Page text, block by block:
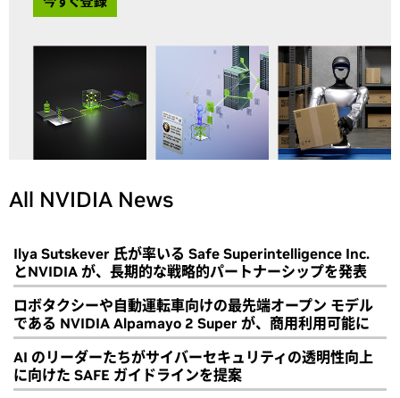
All NVIDIA News
Ilya Sutskever 氏が率いる Safe Superintelligence Inc.
とNVIDIA が、長期的な戦略的パートナーシップを発表
ロボタクシーや自動運転車向けの最先端オープン モデル
である NVIDIA Alpamayo 2 Super が、商用利用可能に
AI のリーダーたちがサイバーセキュリティの透明性向上
に向けた SAFE ガイドラインを提案